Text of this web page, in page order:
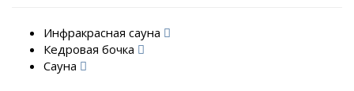
Инфракрасная сауна
Кедровая бочка
Сауна